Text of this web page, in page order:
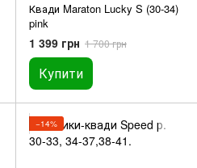
Квади Maraton Lucky S (30-34)
pink
1 399 грн 1 700 грн
Купити
−14%